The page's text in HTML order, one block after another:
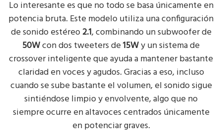
Lo interesante es que no todo se basa únicamente en
potencia bruta. Este modelo utiliza una configuración
de sonido estéreo2.1, combinando un subwoofer de
50Wcon dos tweeters de15Wy un sistema de
crossover inteligente que ayuda a mantener bastante
claridad en voces y agudos. Gracias a eso, incluso
cuando se sube bastante el volumen, el sonido sigue
sintiéndose limpio y envolvente, algo que no
siempre ocurre en altavoces centrados únicamente
en potenciar graves.